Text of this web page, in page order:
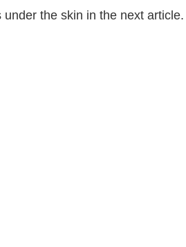
the skin in the next article.